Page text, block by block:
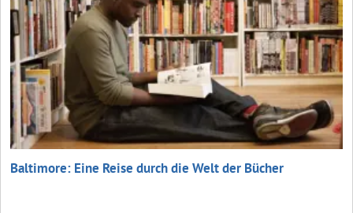
Baltimore: Eine Reise durch die Welt der Bücher